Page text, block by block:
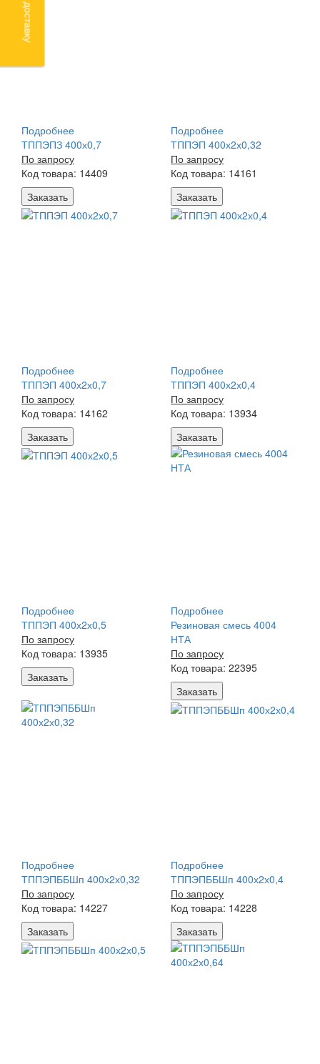
Подробнее
ТППЭПЗ 400х0,7
По запросу
Код товара: 14409
Заказать
Подробнее
ТППЭП 400х2х0,32
По запросу
Код товара: 14161
Заказать
Подробнее
ТППЭП 400х2х0,7
По запросу
Код товара: 14162
Заказать
Подробнее
ТППЭП 400х2х0,4
По запросу
Код товара: 13934
Заказать
Подробнее
ТППЭП 400х2х0,5
По запросу
Код товара: 13935
Заказать
Подробнее
Резиновая смесь 4004
НТА
По запросу
Код товара: 22395
Заказать
Подробнее
ТППЭПББШп 400х2х0,32
По запросу
Код товара: 14227
Заказать
Подробнее
ТППЭПББШп 400х2х0,4
По запросу
Код товара: 14228
Заказать